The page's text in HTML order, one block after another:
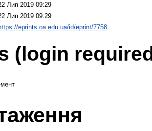
Лип 2019 09:29
Лип 2019 09:29
eprints.oa.edu.ua/id/eprint/7758
(login